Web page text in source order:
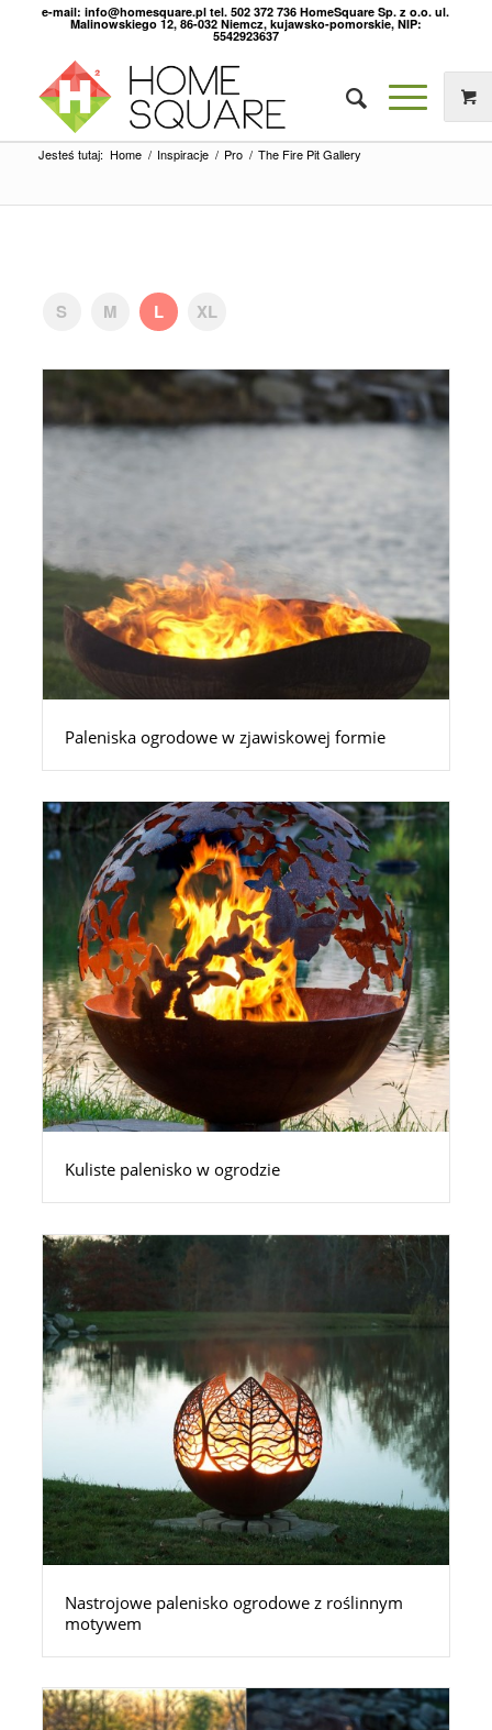
e-mail: info@homesquare.pl tel. 502 372 736 HomeSquare Sp. z o.o. ul.
Malinowskiego 12, 86-032 Niemcz, kujawsko-pomorskie, NIP:
5542923637
Jesteś tutaj: Home / Inspiracje / Pro / The Fire Pit Gallery
S M L XL
Paleniska ogrodowe w zjawiskowej formie
Kuliste palenisko w ogrodzie
Nastrojowe palenisko ogrodowe z roślinnym
motywem